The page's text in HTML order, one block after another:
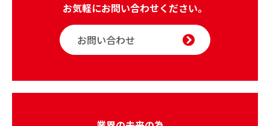
お気軽にお問い合わせください。
お問い合わせ